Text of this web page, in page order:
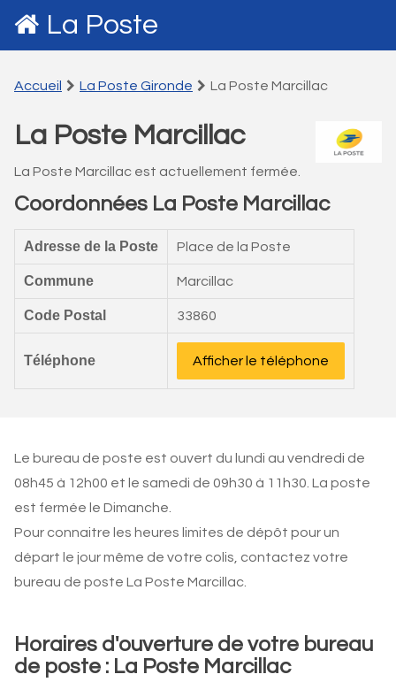
La Poste
Accueil La Poste Gironde La Poste Marcillac
La Poste Marcillac
La Poste Marcillac est actuellement fermée.
Coordonnées La Poste Marcillac
Adresse de la Poste Place de la Poste
Commune Marcillac
Code Postal 33860
Téléphone Afficher le téléphone
Le bureau de poste est ouvert du lundi au vendredi de
08h45 à 12h00 et le samedi de 09h30 à 11h30. La poste
est fermée le Dimanche.
Pour connaitre les heures limites de dépôt pour un
départ le jour même de votre colis, contactez votre
bureau de poste La Poste Marcillac.
Horaires d'ouverture de votre bureau
de poste : La Poste Marcillac